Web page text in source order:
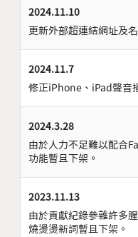
2024.11.10
更新外部超連結網址及
2024.11.7
修正iPhone、iPad聲音
2024.3.28
由於人力不足難以配合
功能暫且下架。
2023.11.13
由於貢獻紀錄參雜許多
燒燙燙新詞暫且下架。